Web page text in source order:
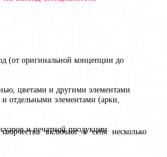
(от оригинальной концепции до
цветами и другими элементами
и отдельными элементами (арки,
и печатной продукции.
включает в себя несколько